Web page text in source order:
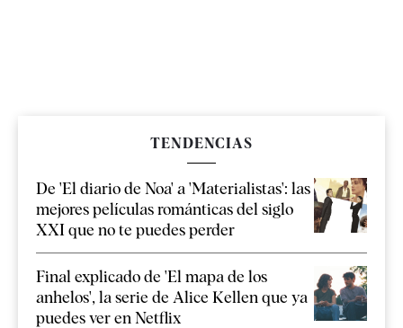
TENDENCIAS
De 'El diario de Noa' a 'Materialistas': las
mejores películas románticas del siglo
XXI que no te puedes perder
Final explicado de 'El mapa de los
anhelos', la serie de Alice Kellen que ya
puedes ver en Netflix